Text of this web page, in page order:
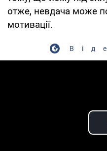
отже, невдача може
мотивації.